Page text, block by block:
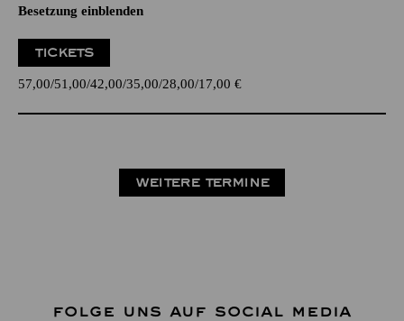
Besetzung einblenden
TICKETS
57,00 51,00 42,00 35,00 28,00 17,00 €
WEITERE TERMINE
FOLGE UNS AUF SOCIAL MEDIA